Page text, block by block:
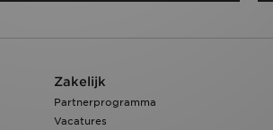
Zakelijk
Partnerprogramma
Vacatures